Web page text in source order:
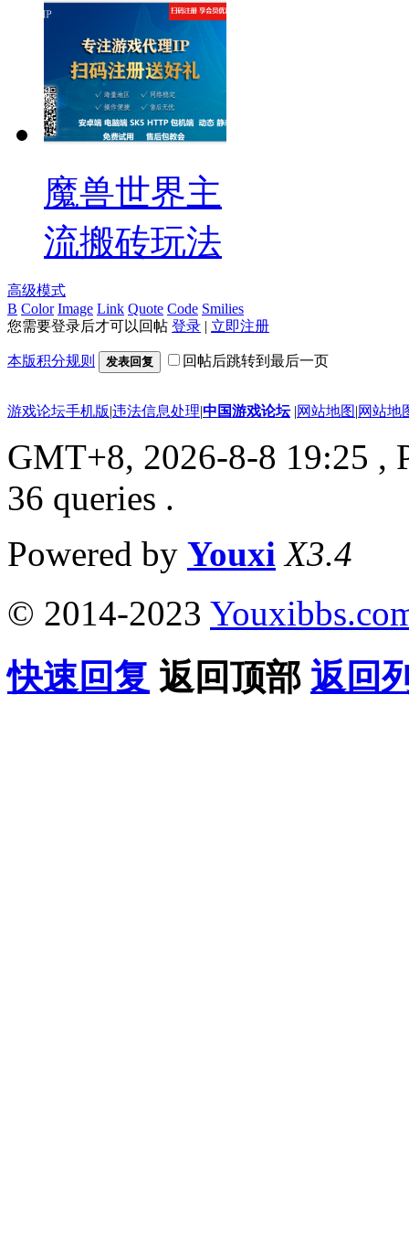
魔兽世界主
流搬砖玩法
高级模式
B Color Image Link Quote Code Smilies
您需要登录后才可以回帖 登录 | 立即注册
本版积分规则 发表回复 回帖后跳转到最后一页
游戏论坛手机版|违法信息处理|中国游戏论坛 |网站地图|网站地
GMT+8, 2026-8-8 19:25 ,
36 queries .
Powered by Youxi X3.4
© 2014-2023
快速回复 返回顶部 返回